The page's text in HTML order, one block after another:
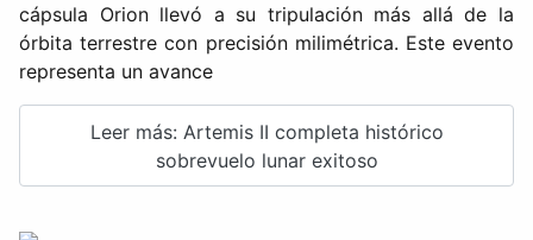
cápsula Orion llevó a su tripulación más allá de la
órbita terrestre con precisión milimétrica. Este evento
representa un avance
Leer más: Artemis II completa histórico
sobrevuelo lunar exitoso